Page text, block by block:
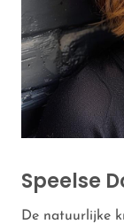
Speelse
De natuurlijke